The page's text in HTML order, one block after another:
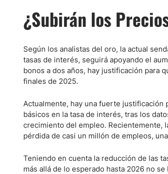
¿Subirán los
Según los analistas del oro, la actual
tasas de interés, seguirá apoyando el
bonos a dos años, hay justificación para
finales de 2025.
Actualmente, hay una fuerte justificación
básicos en la tasa de interés, tras los
crecimiento del empleo. Recientemente,
pérdida de casi un millón de empleos,
Teniendo en cuenta la reducción de las
más allá de lo esperado hasta 2026 no